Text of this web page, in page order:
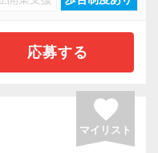
は、ぐんぐん成長
の仕事に慣れる
何度でもチャレン
より多くのこと
熱い想いのある
学生の間に、こ
ために必要な専門
していきます。
意してお待ちして
不安なく働いてみ
」を新設し、その
フィス」「錦糸町
フィス」を開設
応募する
favorite
マイリスト